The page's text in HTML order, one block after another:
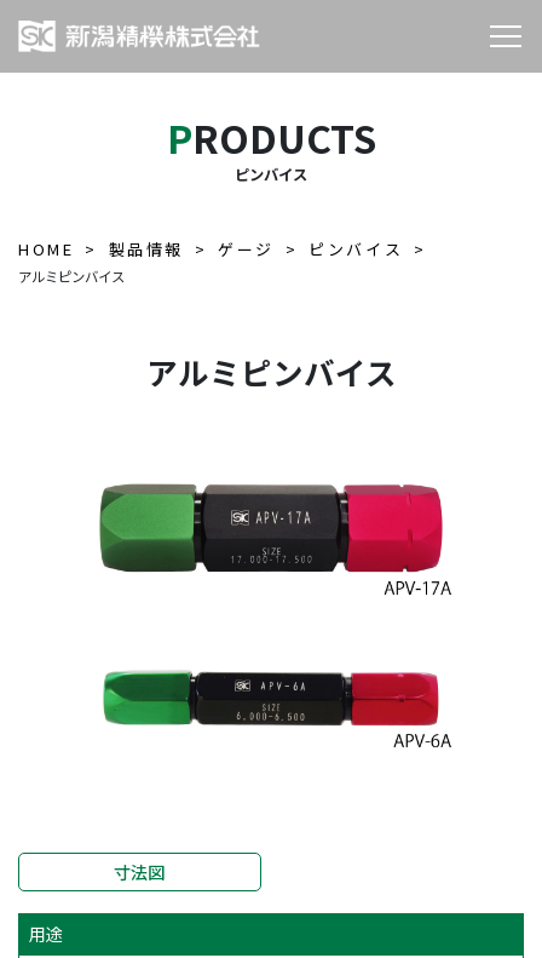
PRODUCTS
ピンバイス
HOME 製品情報 ゲージ ピンバイス
アルミピンバイス
アルミピンバイス
寸法図
用途